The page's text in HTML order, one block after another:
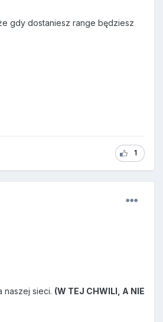
gdy dostaniesz range będziesz
1
naszej sieci. (W TEJ CHWILI, A NIE